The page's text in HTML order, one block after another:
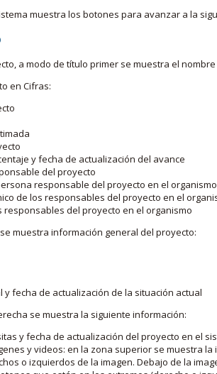
muestra los botones para avanzar a la
a modo de título primer se muestra el
en Cifras:
y fecha de actualización del avance
del proyecto
responsable del proyecto en el organismo
de los responsables del proyecto en el
responsables del proyecto en el organismo
muestra información general del proyecto:
y fecha de actualización de la situación actual
se muestra la siguiente información:
y fecha de actualización del proyecto en el
y videos: en la zona superior se muestra
o izquierdos de la imagen. Debajo de la